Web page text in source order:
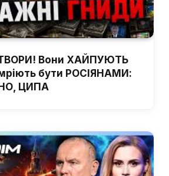
Вони ХАЙПУЮТЬ
бути РОСІЯНАМИ:
ЦИПА